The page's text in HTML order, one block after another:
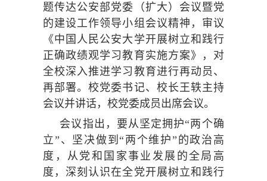
题传达公安部党委（扩大）会议暨党
的建设工作领导小组会议精神，审议
《中国人民公安大学开展树立和践行
正确政绩观学习教育实施方案》，对
全校深入推进学习教育进行再动员、
再部署。校党委书记、校长王轶主持
会议并讲话，校党委成员出席会议。
会议指出，要从坚定拥护“两个确
立”、坚决做到“两个维护”的政治高
度，从党和国家事业发展的全局高
度，深刻认识在全党开展树立和践行